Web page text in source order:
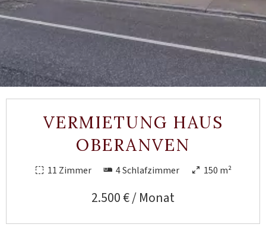
VERMIETUNG HAUS
OBERANVEN
11 Zimmer 4 Schlafzimmer 150 m²
2.500 € / Monat